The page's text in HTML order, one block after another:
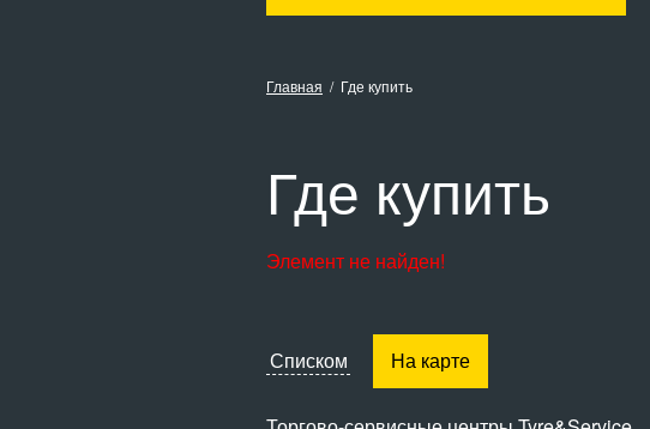
Главная Где купить
Где купить
Элемент не найден!
Списком На карте